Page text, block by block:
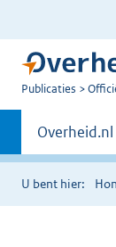
U
Publicaties
Primaire
navigatie
Andere
sites
binnen
Overheid.nl
U bent hier: